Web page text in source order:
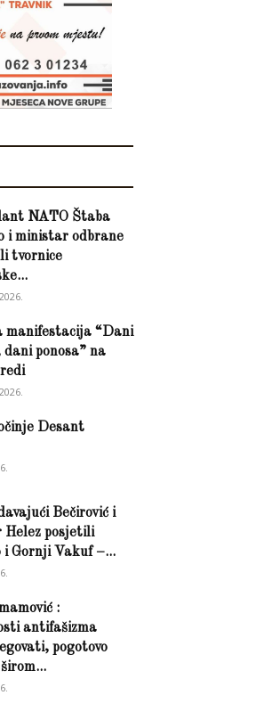
NATO Štaba
i ministar odbrane
tvornice
manifestacija “Dani
dani ponosa” na
Desant
Bečirović i
Helez posjetili
i Gornji Vakuf –...
:
antifašizma
pogotovo